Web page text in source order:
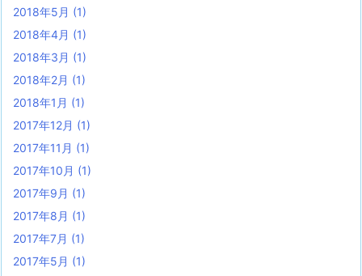
2018年5月 (1)
2018年4月 (1)
2018年3月 (1)
2018年2月 (1)
2018年1月 (1)
2017年12月 (1)
2017年11月 (1)
2017年10月 (1)
2017年9月 (1)
2017年8月 (1)
2017年7月 (1)
2017年5月 (1)